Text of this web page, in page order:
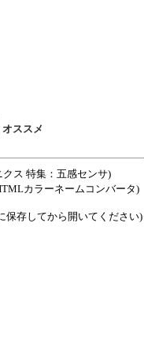
ススメ
ス 特集：五感センサ)
カラーネームコンバータ)
保存してから開いてください)